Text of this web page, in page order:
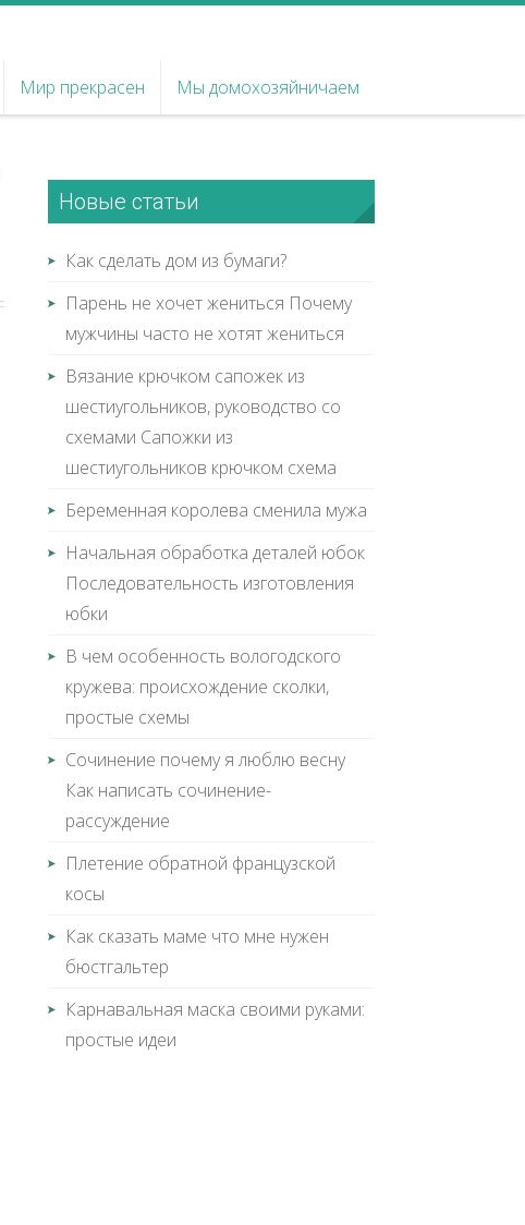
Мир прекрасен Мы домохозяйничаем
Новые статьи
Как сделать дом из бумаги?
Парень не хочет жениться Почему
мужчины часто не хотят жениться
Вязание крючком сапожек из
шестиугольников, руководство со
схемами Сапожки из
шестиугольников крючком схема
Беременная королева сменила мужа
Начальная обработка деталей юбок
Последовательность изготовления
юбки
В чем особенность вологодского
кружева: происхождение сколки,
простые схемы
Сочинение почему я люблю весну
Как написать сочинение-
рассуждение
Плетение обратной французской
косы
Как сказать маме что мне нужен
бюстгальтер
Карнавальная маска своими руками:
простые идеи